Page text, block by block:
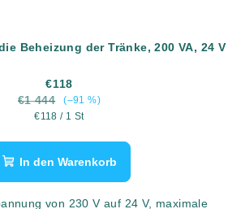
Beheizung der Tränke, 200 VA, 24 V
€118
€1 444
(–91 %)
Verkaufspreis:
€118 / 1 St
In den Warenkorb
von 230 V auf 24 V, maximale